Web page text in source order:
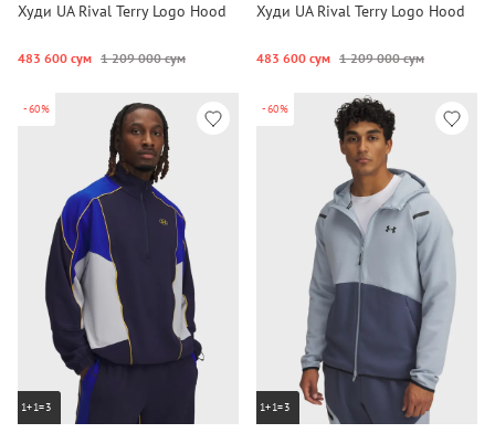
Худи UA Rival Terry Logo Hood
483 600 сум 1 209 000 сум
Худи UA Rival Terry Logo Hood
483 600 сум 1 209 000 сум
-60%
1+1=3
-60%
1+1=3